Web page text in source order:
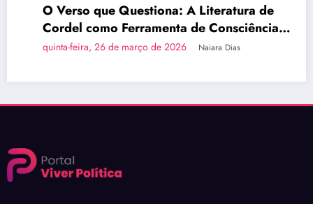
O Verso que Questiona: A Literatura de
Cordel como Ferramenta de Consciência
Política
quinta-feira, 26 de março de 2026 Naiara Dias